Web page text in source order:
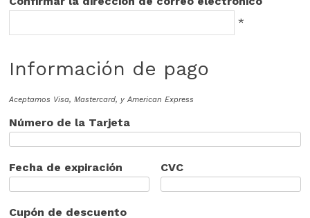
*
Información de pago
Aceptamos Visa, Mastercard, y American Express
Número de la Tarjeta
Fecha de expiración CVC
Cupón de descuento